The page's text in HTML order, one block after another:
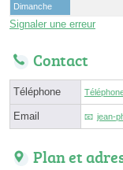
Dimanche
Signaler une erreur
Contact
Téléphone
Email jean-
Plan et